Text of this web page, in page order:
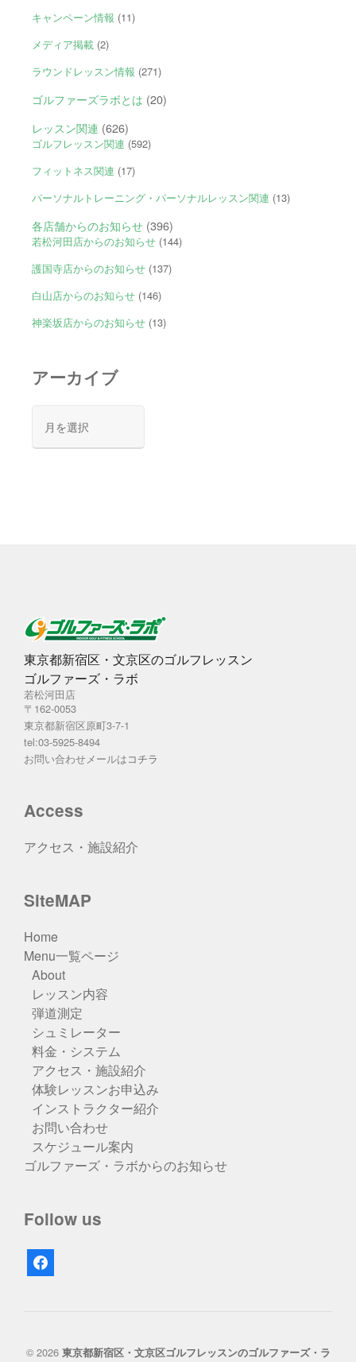
キャンペーン情報 (11)
メディア掲載(2)
ラウンドレッスン情報 (271)
ゴルファーズラボとは (20)
レッスン関連 (626)
ゴルフレッスン関連 (592)
フィットネス関連 (17)
パーソナルトレーニング・パーソナルレッスン関連 (13)
各店舗からのお知らせ(396)
若松河田店からのお知らせ(144)
護国寺店からのお知らせ(137)
白山店からのお知らせ(146)
神楽坂店からのお知らせ(13)
アーカイブ
カ
東京都新宿区・文京区のゴルフレッスン
ゴルファーズ・ラボ
若松河田店
〒162-0053
東京都新宿区原町3-7-1
tel:03-5925-8494
お問い合わせメールはコチラ
Access
アクセス・施設紹介
SiteMAP
Home
Menu一覧ページ
About
レッスン内容
弾道測定
シュミレーター
料金・システム
アクセス・施設紹介
体験レッスンお申込み
インストラクター紹介
お問い合わせ
スケジュール案内
ゴルファーズ・ラボからのお知らせ
Follow us
facebook
© 2026 東京都新宿区・文京区ゴルフレッスンのゴルファーズ・ラ